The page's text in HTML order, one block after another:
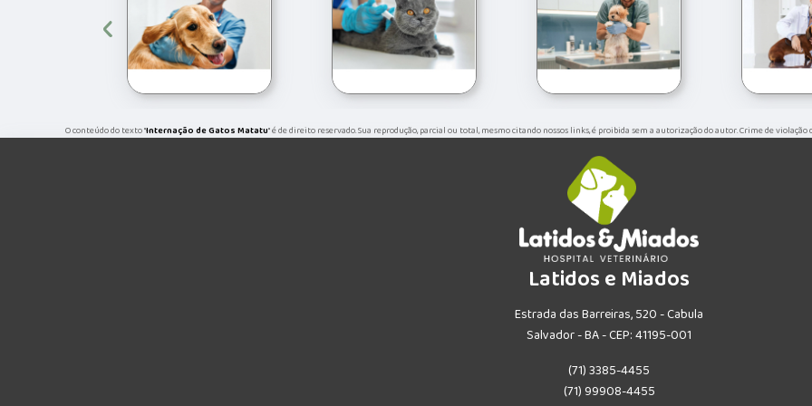
‹
O conteúdo do texto "Internação de Gatos Matatu" é de direito reservado. Sua reprodução, parcial ou total, mesmo citando nossos links, é proibida sem a autorização do autor. Crime de
Latidos e Miados
Estrada das Barreiras, 520 - Cabula
Salvador - BA - CEP: 41195-001
(71) 3385-4455
(71) 99908-4455